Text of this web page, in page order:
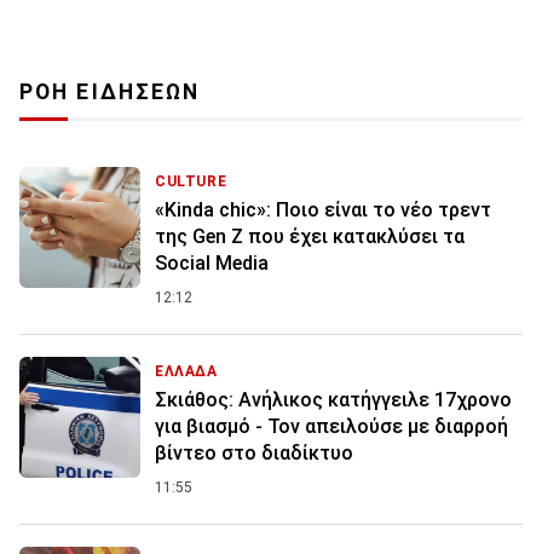
ΡΟΗ ΕΙΔΗΣΕΩΝ
CULTURE
«Kinda chic»: Ποιο είναι το νέο τρεντ
της Gen Z που έχει κατακλύσει τα
Social Media
12:12
ΕΛΛΑΔΑ
Σκιάθος: Ανήλικος κατήγγειλε 17χρονο
για βιασμό - Τον απειλούσε με διαρροή
βίντεο στο διαδίκτυο
11:55